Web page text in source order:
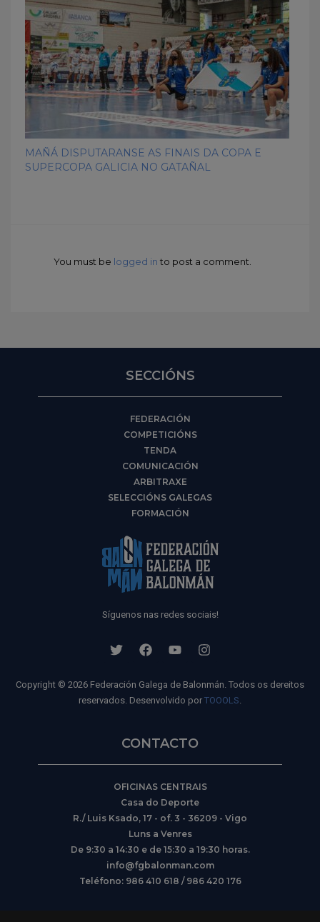
MAÑÁ DISPUTARANSE AS FINAIS DA COPA E
SUPERCOPA GALICIA NO GATAÑAL
You must be logged in to post a comment.
SECCIÓNS
FEDERACIÓN
COMPETICIÓNS
TENDA
COMUNICACIÓN
ARBITRAXE
SELECCIÓNS GALEGAS
FORMACIÓN
Síguenos nas redes sociais!
Copyright © 2026 Federación Galega de Balonmán. Todos os dereitos
reservados. Desenvolvido por TOOOLS.
CONTACTO
OFICINAS CENTRAIS
Casa do Deporte
R./ Luis Ksado, 17 - of. 3 - 36209 - Vigo
Luns a Venres
De 9:30 a 14:30 e de 15:30 a 19:30 horas.
info@fgbalonman.com
Teléfono: 986 410 618 / 986 420 176